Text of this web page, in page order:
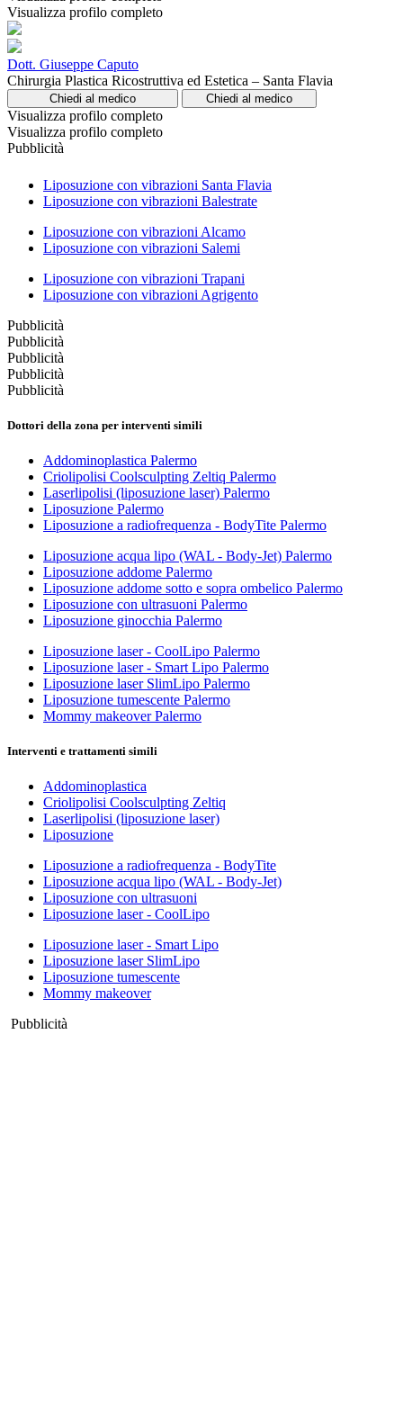
Visualizza profilo completo
Dott. Giuseppe Caputo
Chirurgia Plastica Ricostruttiva ed Estetica – Santa Flavia
Chiedi al medico Chiedi al medico
Visualizza profilo completo
Visualizza profilo completo
Pubblicità
Liposuzione con vibrazioni Santa Flavia
Liposuzione con vibrazioni Balestrate
Liposuzione con vibrazioni Alcamo
Liposuzione con vibrazioni Salemi
Liposuzione con vibrazioni Trapani
Liposuzione con vibrazioni Agrigento
Pubblicità
Pubblicità
Pubblicità
Pubblicità
Pubblicità
Dottori della zona per interventi simili
Addominoplastica Palermo
Criolipolisi Coolsculpting Zeltiq Palermo
Laserlipolisi (liposuzione laser) Palermo
Liposuzione Palermo
Liposuzione a radiofrequenza - BodyTite Palermo
Liposuzione acqua lipo (WAL - Body-Jet) Palermo
Liposuzione addome Palermo
Liposuzione addome sotto e sopra ombelico Palermo
Liposuzione con ultrasuoni Palermo
Liposuzione ginocchia Palermo
Liposuzione laser - CoolLipo Palermo
Liposuzione laser - Smart Lipo Palermo
Liposuzione laser SlimLipo Palermo
Liposuzione tumescente Palermo
Mommy makeover Palermo
Interventi e trattamenti simili
Addominoplastica
Criolipolisi Coolsculpting Zeltiq
Laserlipolisi (liposuzione laser)
Liposuzione
Liposuzione a radiofrequenza - BodyTite
Liposuzione acqua lipo (WAL - Body-Jet)
Liposuzione con ultrasuoni
Liposuzione laser - CoolLipo
Liposuzione laser - Smart Lipo
Liposuzione laser SlimLipo
Liposuzione tumescente
Mommy makeover
Pubblicità